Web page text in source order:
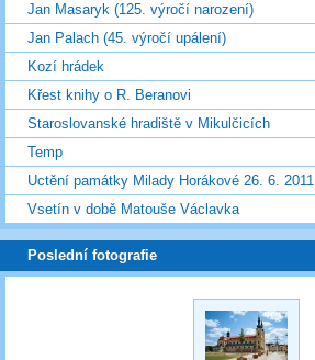
Jan Masaryk (125. výročí narození)
Jan Palach (45. výročí upálení)
Kozí hrádek
Křest knihy o R. Beranovi
Staroslovanské hradiště v Mikulčicích
Temp
Uctění památky Milady Horákové 26. 6. 2011
Vsetín v době Matouše Václavka
Poslední fotografie